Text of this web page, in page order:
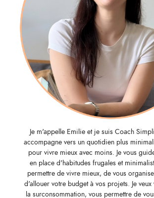
Je m'appelle Emilie et je suis Coach
accompagne vers un quotidien plus
pour vivre mieux avec moins. Je vous
en place d'habitudes frugales et
permettre de vivre mieux, de vous
d'allouer votre budget à vos projets. Je
la surconsommation, vous permettre de